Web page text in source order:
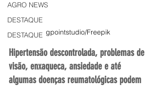
AGRO NEWS
DESTAQUE
DESTAQUE gpointstudio/Freepik
Hipertensão descontrolada, problemas de
visão, enxaqueca, ansiedade e até
algumas doenças reumatológicas podem